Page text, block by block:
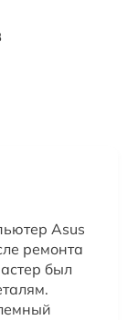
Asus
ремонта
был